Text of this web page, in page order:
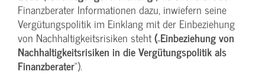
Finanzberater Informationen dazu, inwiefern seine
Vergütungspolitik im Einklang mit der Einbeziehung
von Nachhaltigkeitsrisiken steht(„Einbeziehung von
Nachhaltigkeitsrisiken in die Vergütungspolitik als
Finanzberater“).